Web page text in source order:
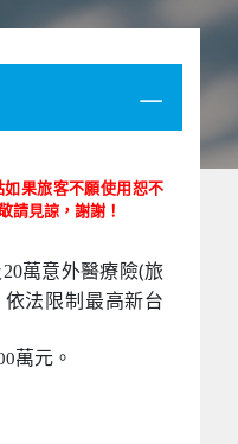
果旅客不願使用恕不
請見諒，謝謝！
萬意外醫療險(旅
法限制最高新台
萬元。